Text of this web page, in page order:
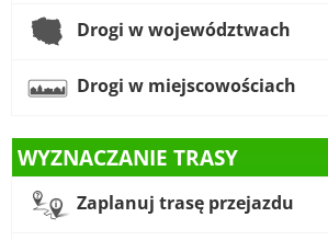
Drogi w województwach
Drogi w miejscowościach
WYZNACZANIE TRASY
Zaplanuj trasę przejazdu